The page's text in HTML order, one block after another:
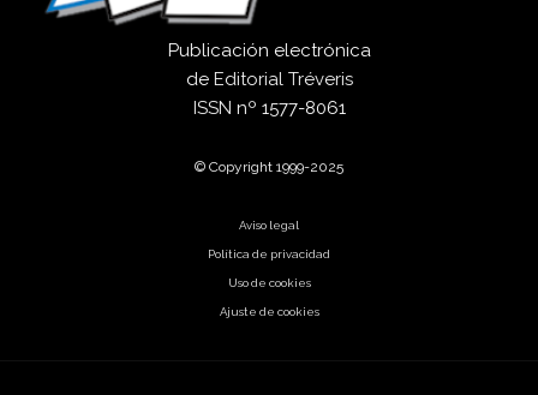
Publicación electrónica
de Editorial Tréveris
ISSN nº 1577-8061
© Copyright 1999-2025
Aviso legal
Política de privacidad
Uso de cookies
Ajuste de cookies